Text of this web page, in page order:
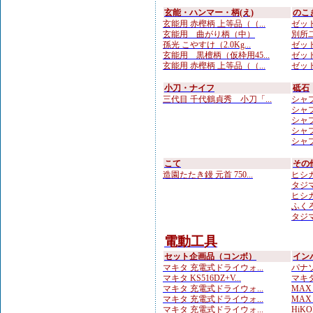
玄能・ハンマー・柄(え)
玄能用 赤樫柄 上等品（（...
玄能用 曲がり柄（中）
孫光 こやすけ（2.0Kg...
玄能用 黒檀柄（仮枠用45...
玄能用 赤樫柄 上等品（（...
のこ
ゼッ
別所
ゼッ
ゼッ
ゼッ
小刀・ナイフ
三代目 千代鶴貞秀 小刀「...
砥石
シャ
シャ
シャ
シャ
シャ
こて
造園たたき鏝 元首 750...
その
ヒシ
タジ
ヒシ
ふく
タジ
電動工具
セット企画品（コンボ）
マキタ 充電式ドライウォ...
マキタ KS516DZ+V...
マキタ 充電式ドライウォ...
マキタ 充電式ドライウォ...
マキタ 充電式ドライウォ...
イン
パナ
マキ
MAX
MAX